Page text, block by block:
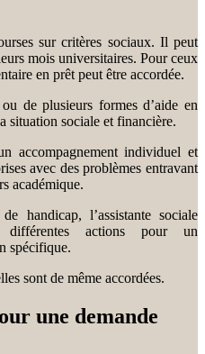
sur critères sociaux. Il peut
mois universitaires. Pour ceux
en prêt peut être accordée.
de plusieurs formes d’aide en
situation sociale et financière.
accompagnement individuel et
avec des problèmes entravant
académique.
handicap, l’assistante sociale
actions pour un
spécifique.
sont de même accordées.
une demande